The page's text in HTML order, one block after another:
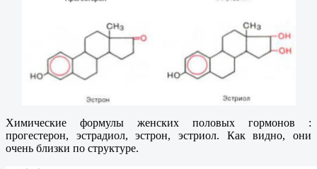
Химические формулы женских половых гормонов :
прогестерон, эстрадиол, эстрон, эстриол. Как видно, они
очень близки по структуре.